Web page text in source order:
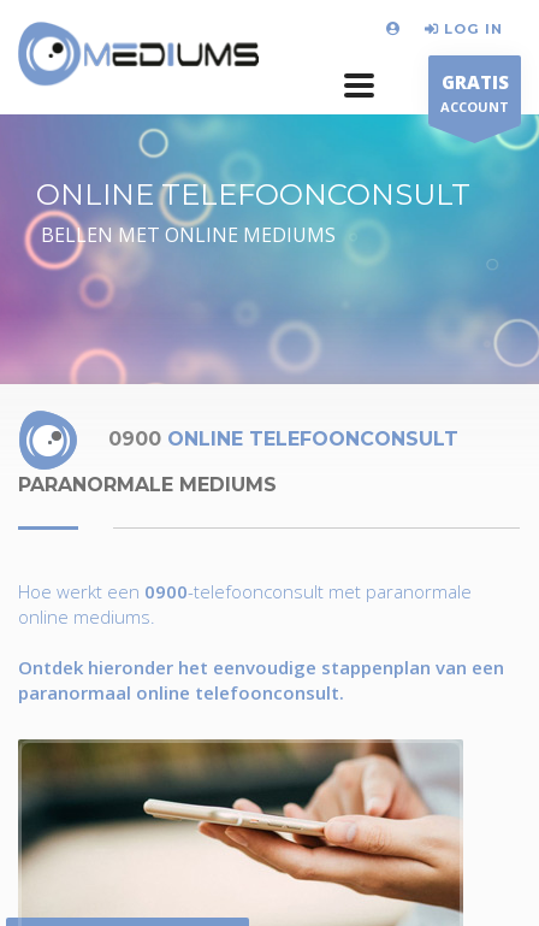
LOG IN
GRATIS
ACCOUNT
ONLINE TELEFOONCONSULT
BELLEN MET ONLINE MEDIUMS
0900 ONLINE TELEFOONCONSULT
PARANORMALE MEDIUMS
Hoe werkt een 0900-telefoonconsult met paranormale
online mediums.
Ontdek hieronder het eenvoudige stappenplan van een
paranormaal online telefoonconsult.